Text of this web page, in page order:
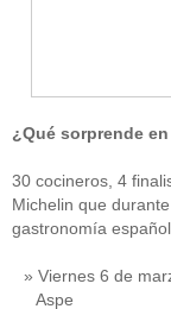
¿Qué sorprende
30 cocineros, 4
Michelin que
gastronomía
Viernes 6 de
Aspe